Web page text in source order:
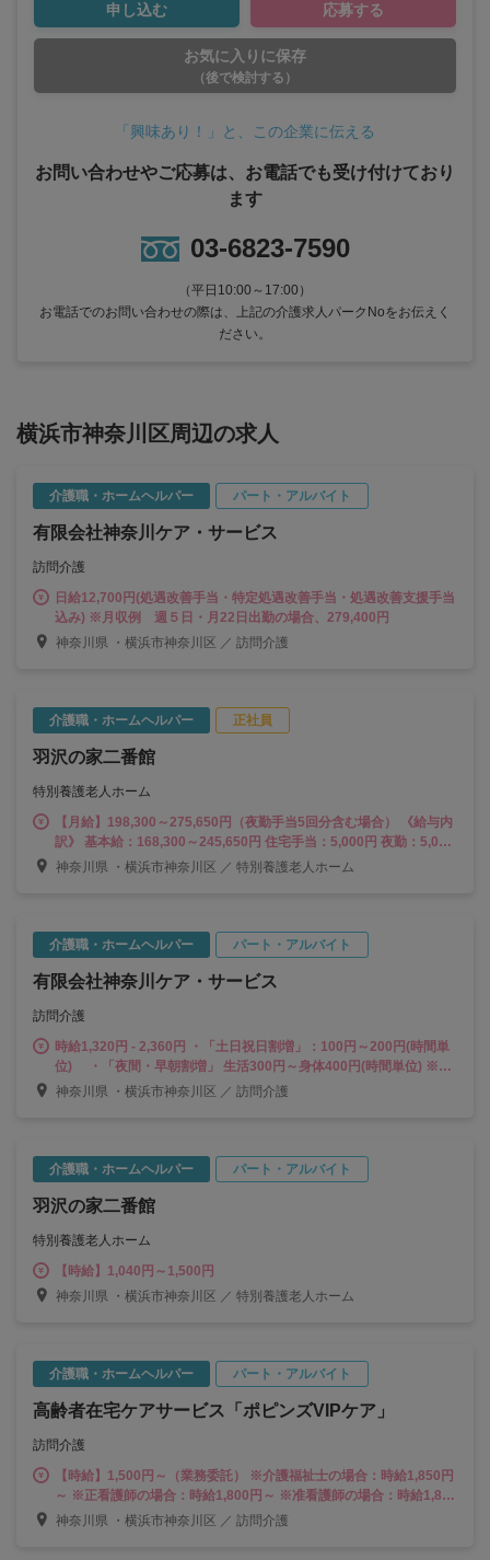
申し込む
応募する
お気に入りに保存
（後で検討する）
「興味あり！」と、この企業に伝える
お問い合わせやご応募は、お電話でも受け付けており
ます
03-6823-7590
（平日10:00～17:00）
お電話でのお問い合わせの際は、上記の介護求人パークNoをお伝えく
ださい。
横浜市神奈川区周辺の求人
介護職・ホームヘルパー パート・アルバイト
有限会社神奈川ケア・サービス
訪問介護
日給12,700円(処遇改善手当・特定処遇改善手当・処遇改善支援手当
込み) ※月収例 週５日・月22日出勤の場合、279,400円
神奈川県 ・横浜市神奈川区 ／ 訪問介護
介護職・ホームヘルパー 正社員
羽沢の家二番館
特別養護老人ホーム
【月給】198,300～275,650円（夜勤手当5回分含む場合） 《給与内
訳》 基本給：168,300～245,650円 住宅手当：5,000円 夜勤：5,000
円/回 ※5回計算：25,000円 《別途支給》 ・調整手当 ・資格手当
神奈川県 ・横浜市神奈川区 ／ 特別養護老人ホーム
介護職・ホームヘルパー パート・アルバイト
有限会社神奈川ケア・サービス
訪問介護
時給1,320円 - 2,360円 ・「土日祝日割増」：100円～200円(時間単
位) ・「夜間・早朝割増」 生活300円～身体400円(時間単位) ※夜
間(午後6時から午後10時まで) 、早朝(午前6時から午前8時まで) ・
円(時間単位 : 資格等)
神奈川県 ・横浜市神奈川区 ／ 訪問介護
介護職・ホームヘルパー パート・アルバイト
羽沢の家二番館
特別養護老人ホーム
【時給】1,040円～1,500円
神奈川県 ・横浜市神奈川区 ／ 特別養護老人ホーム
介護職・ホームヘルパー パート・アルバイト
高齢者在宅ケアサービス「ポピンズVIPケア」
訪問介護
【時給】1,500円～（業務委託） ※介護福祉士の場合：時給1,850円
～ ※正看護師の場合：時給1,800円～ ※准看護師の場合：時給1,800
円～ ※実務者研修の場合：時給1,600円～ ※基礎研修の場合：時給
神奈川県 ・横浜市神奈川区 ／ 訪問介護